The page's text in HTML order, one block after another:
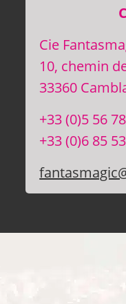
Cie
10, chemin
33360
+33 (0)5 56
+33 (0)6 85